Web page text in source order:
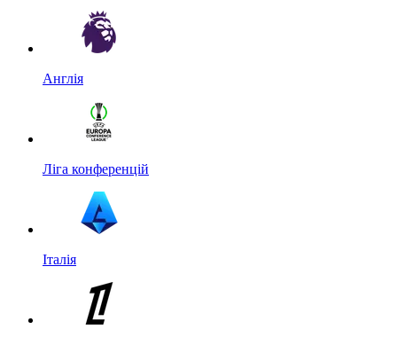
Англія
Ліга конференцій
Італія